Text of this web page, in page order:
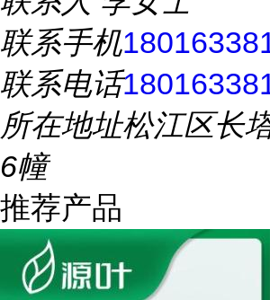
联系手机
联系电话
所在地址松江区长
6幢
推荐产品